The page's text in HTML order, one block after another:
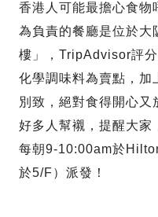
香港人可能最擔心食物
為負責的餐廳是位於大
樓」，TripAdvisor評
化學調味料為賣點，加
別致，絕對食得開心
好多人幫襯，提醒大家
每朝9-10:00am於
於5/F）派發！